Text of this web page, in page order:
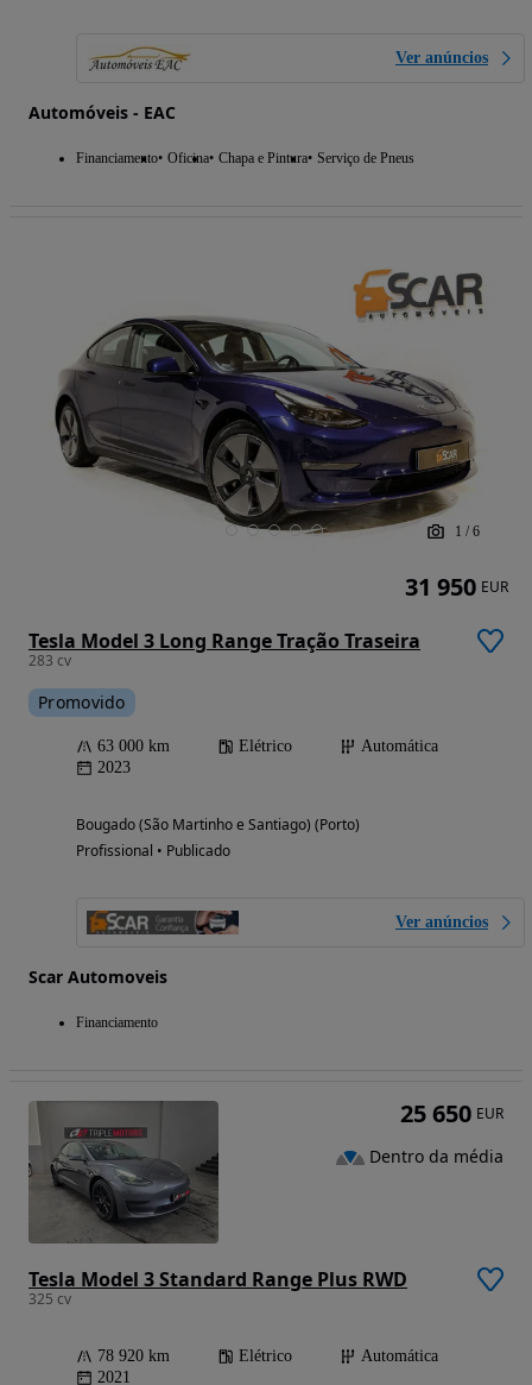
Ver anúncios
Automóveis - EAC
Financiamento Oficina Chapa e Pintura Serviço de Pneus
1 / 6
Tesla Model 3 Long Range Tração Traseira
283 cv
Promovido
63 000 km Elétrico
Automática
2023
Bougado (São Martinho e Santiago) (Porto)
Profissional • Publicado
Ver anúncios
Scar Automoveis
Financiamento
31 950 EUR
Tesla Model 3 Standard Range Plus RWD
325 cv
78 920 km Elétrico
Automática
2021
25 650 EUR
Dentro da média